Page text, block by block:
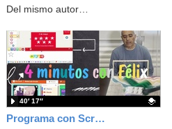
Del mismo autor…
Programa con Scratch, 8 diferentes juegos para vivir la emoción de los partidos de España en el mundial 2026
40′ 17″